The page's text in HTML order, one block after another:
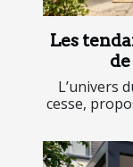
Les
L’univers
cesse,